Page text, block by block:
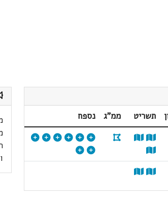
תשריט ממ"ג
נספח